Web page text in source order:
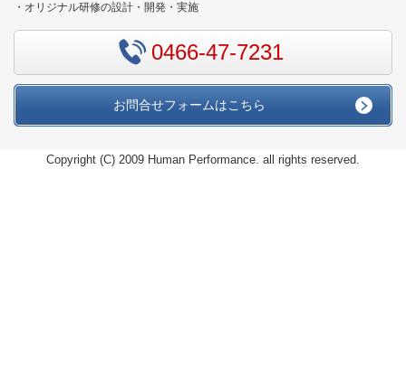
・オリジナル研修の設計・開発・実施
0466-47-7231
お問合せフォームはこちら
Copyright (C) 2009 Human Performance. all rights reserved.